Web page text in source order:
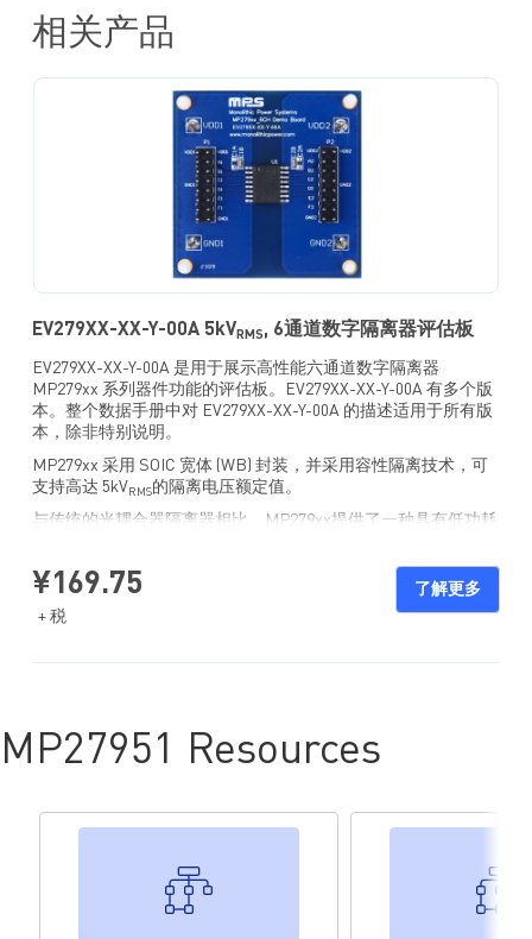
符合CSA Component Notice 5A 认证：
符合DIN EN IEC 60747-17 (VDE 0884-17)：2021-10 认证：
SOIC-16 WB: 7071V PK 隔离
符合GB 4943.1-2022 CQC认证
符合IEC 62368-1 第三版 CB 认证
相关产品
EV279XX-XX-Y-00A 5kVRMS, 6通道数字隔离器评估板
EV279XX-XX-Y-00A 是用于展示高性能六通道数字隔离器
MP279xx 系列器件功能的评估板。EV279XX-XX-Y-00A 有多个版
本。整个数据手册中对 EV279XX-XX-Y-00A 的描述适用于所有版
本，除非特别说明。
MP279xx 采用 SOIC 宽体 (WB) 封装，并采用容性隔离技术，可
支持高达 5kV RMS的隔离电压额定值。
与传统的光耦合器隔离器相比，MP279xx提供了一种具有低功耗
和隔离编码/解码，可在嘈杂环境中实现高抗扰度。
建议在对 EV279XX-XX-Y-00A 进行任何更改之前首先阅读
MP27960、MP27951、MP27942、MP27933、MP27960-N、
¥169.75
+ 税
了解更多
MP27951 Resources